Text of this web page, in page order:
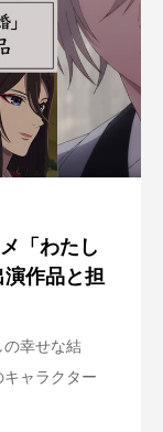
「わたし
作品と担
幸せな結
ャラクター